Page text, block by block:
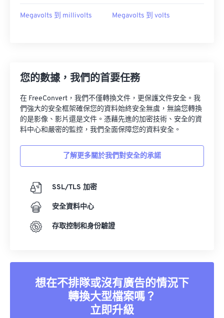
Megavolts 到 millivolts Megavolts 到 volts
您的數據，我們的首要任務
在 FreeConvert，我們不僅轉換文件，更保護文件安全。我
們強大的安全框架確保您的資料始終安全無虞，無論您轉換
的是影像、影片還是文件。憑藉先進的加密技術、安全的資
料中心和嚴密的監控，我們全面保障您的資料安全。
了解更多關於我們對安全的承諾
SSL/TLS 加密
安全資料中心
存取控制和身份驗證
想在不排隊或沒有廣告的情況下
轉換大型檔案嗎？
立即升級